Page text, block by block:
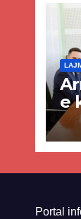
e
Portal